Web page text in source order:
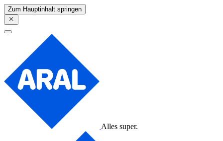
Zum Hauptinhalt springen
Alles super.